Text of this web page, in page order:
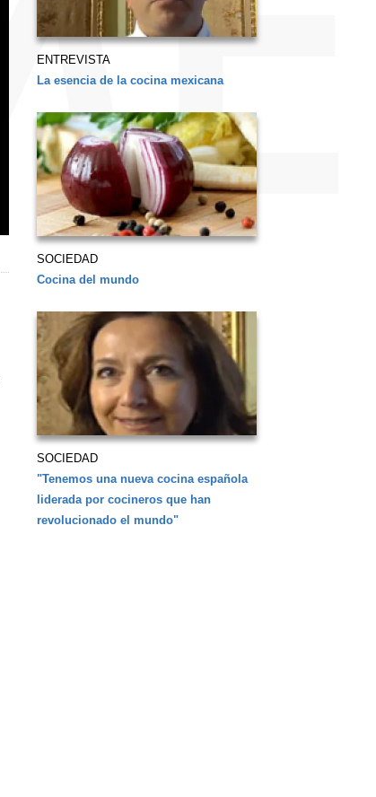
ENTREVISTA
La esencia de la cocina mexicana
SOCIEDAD
Cocina del mundo
SOCIEDAD
"Tenemos una nueva cocina española
liderada por cocineros que han
revolucionado el mundo"